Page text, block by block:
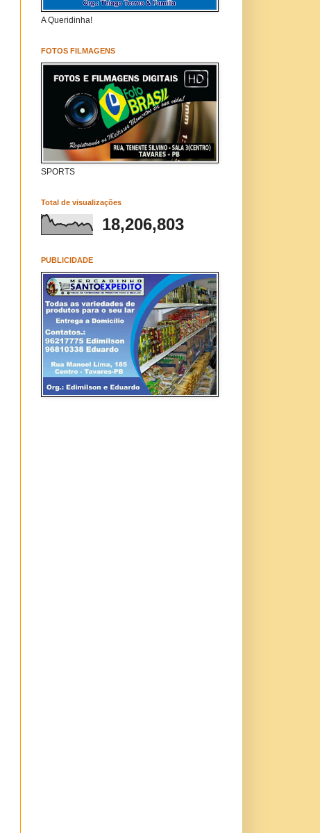
A Queridinha!
FOTOS FILMAGENS
SPORTS
Total de visualizações
18,206,803
PUBLICIDADE